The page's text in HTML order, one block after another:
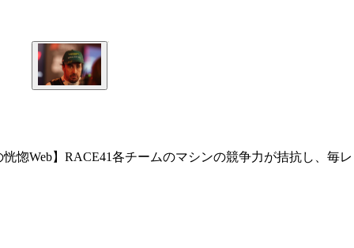
惚Web】RACE41各チームのマシンの競争力が拮抗し、毎レ